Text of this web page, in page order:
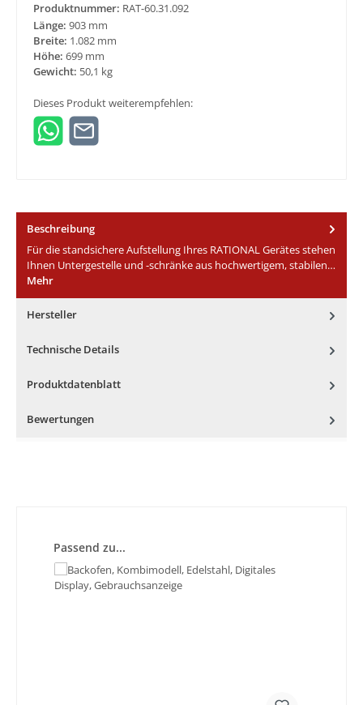
Produktnummer: RAT-60.31.092
Länge: 903 mm
Breite: 1.082 mm
Höhe: 699 mm
Gewicht: 50,1 kg
Dieses Produkt weiterempfehlen:
Beschreibung
Für die standsichere Aufstellung Ihres RATIONAL Gerätes stehen
Ihnen Untergestelle und -schränke aus hochwertigem, stabilen…
Mehr
Hersteller
Technische Details
Produktdatenblatt
Bewertungen
Produktgalerie überspringen
Passend zu...